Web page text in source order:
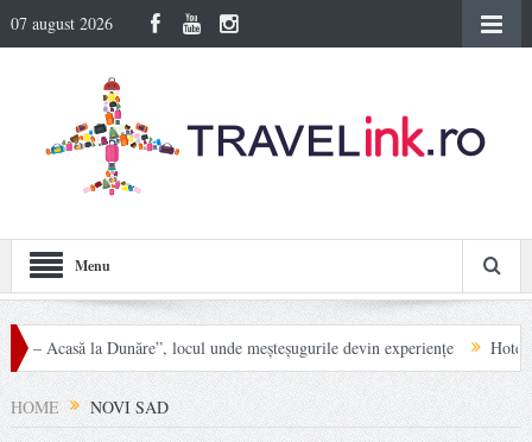
07 august 2026
Menu
la Dunăre”, locul unde meșteșugurile devin experiențe
Hotel
Munții Rodnei
HOME NOVI SAD